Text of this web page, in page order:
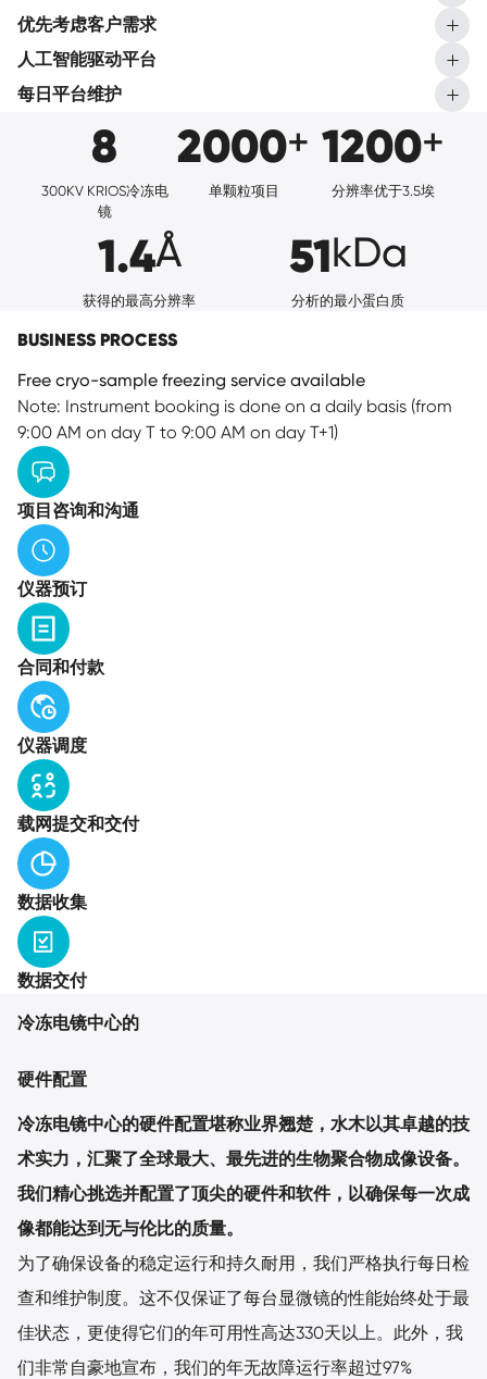
优先考虑客户需求
人工智能驱动平台
每日平台维护
8
300KV KRIOS冷冻电
镜
2000+
单颗粒项目
1200+
分辨率优于3.5埃
1.4Å
获得的最高分辨率
51kDa
分析的最小蛋白质
BUSINESS PROCESS
Free cryo-sample freezing service available
Note: Instrument booking is done on a daily basis (from
9:00 AM on day T to 9:00 AM on day T+1)
项目咨询和沟通
仪器预订
合同和付款
仪器调度
载网提交和交付
数据收集
数据交付
冷冻电镜中心的
硬件配置
冷冻电镜中心的硬件配置堪称业界翘楚，水木以其卓越的技
术实力，汇聚了全球最大、最先进的生物聚合物成像设备。
我们精心挑选并配置了顶尖的硬件和软件，以确保每一次成
像都能达到无与伦比的质量。
为了确保设备的稳定运行和持久耐用，我们严格执行每日检
查和维护制度。这不仅保证了每台显微镜的性能始终处于最
佳状态，更使得它们的年可用性高达330天以上。此外，我
们非常自豪地宣布，我们的年无故障运行率超过97%